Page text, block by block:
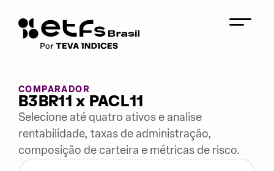
COMPARADOR
B3BR11 x PACL11
Selecione até quatro ativos e analise
rentabilidade, taxas de administração,
composição de carteira e métricas de risco.